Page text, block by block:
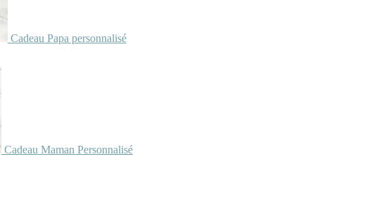
Cadeau Papa personnalisé
Cadeau Maman Personnalisé